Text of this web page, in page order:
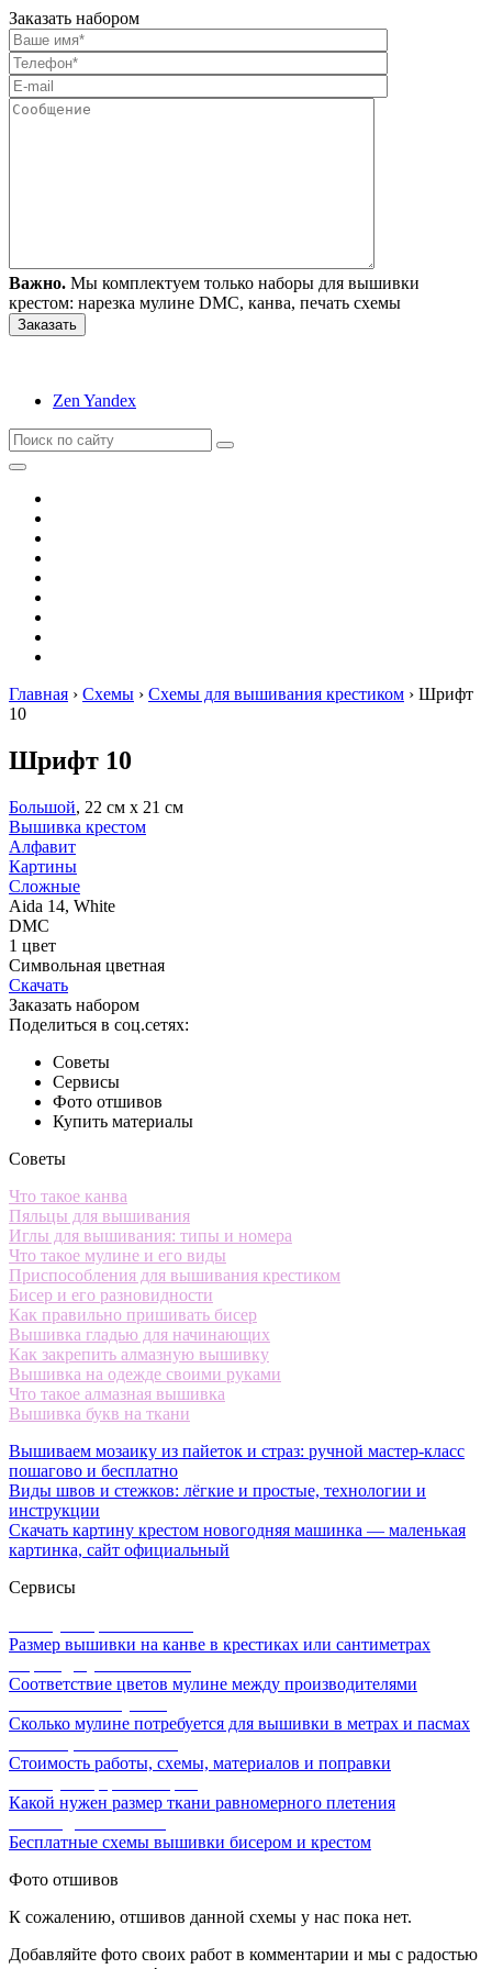
Заказать набором
Важно. Мы комплектуем только наборы для вышивки
крестом: нарезка мулине DMC, канва, печать схемы
Zen Yandex
Главная › Схемы › Схемы для вышивания крестиком › Шрифт
10
Шрифт 10
Большой, 22 см х 21 см
Вышивка крестом
Алфавит
Картины
Сложные
Aida 14, White
DMC
1 цвет
Символьная цветная
Скачать
Заказать набором
Поделиться в соц.сетях:
Советы
Сервисы
Фото отшивов
Купить материалы
Советы
Что такое канва
Пяльцы для вышивания
Иглы для вышивания: типы и номера
Что такое мулине и его виды
Приспособления для вышивания крестиком
Бисер и его разновидности
Как правильно пришивать бисер
Вышивка гладью для начинающих
Как закрепить алмазную вышивку
Вышивка на одежде своими руками
Что такое алмазная вышивка
Вышивка букв на ткани
Вышиваем мозаику из пайеток и страз: ручной мастер-класс
пошагово и бесплатно
Виды швов и стежков: лёгкие и простые, технологии и
инструкции
Скачать картину крестом новогодняя машинка — маленькая
картинка, сайт официальный
Сервисы
Размер вышивки на канве в крестиках или сантиметрах
Соответствие цветов мулине между производителями
Сколько мулине потребуется для вышивки в метрах и пасмах
Стоимость работы, схемы, материалов и поправки
Какой нужен размер ткани равномерного плетения
Бесплатные схемы вышивки бисером и крестом
Фото отшивов
К сожалению, отшивов данной схемы у нас пока нет.
Добавляйте фото своих работ в комментарии и мы с радостью